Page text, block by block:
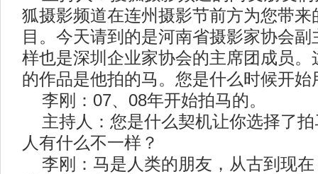
狐摄影频道在连州摄影节前方为您带来
目。今天请到的是河南省摄影家协会
样也是深圳企业家协会的主席团成员。
的作品是他拍的马。您是什么时候开始
李刚：07、08年开始拍马的。
主持人：您是什么契机让你选择了拍
人有什么不一样？
李刚：马是人类的朋友，从古到现在